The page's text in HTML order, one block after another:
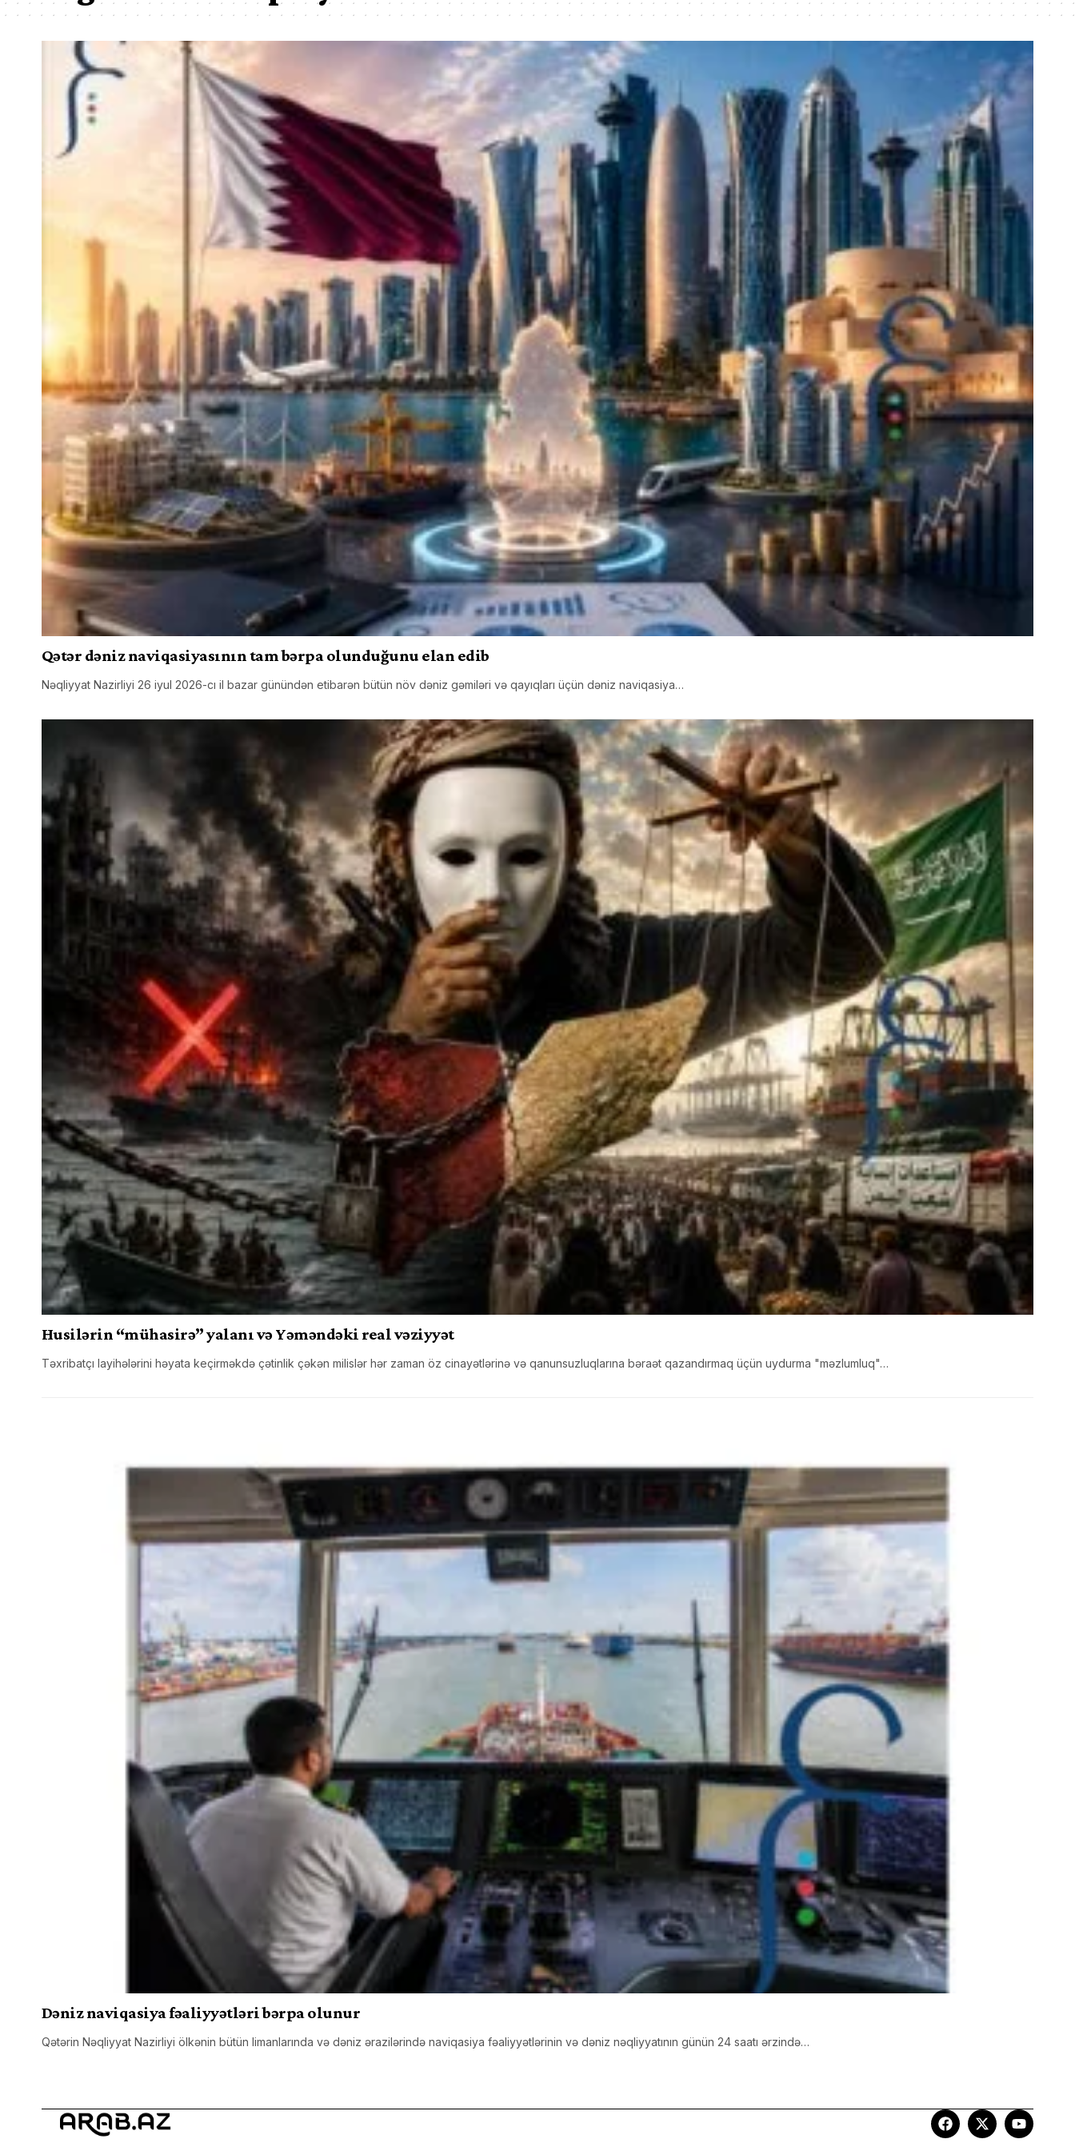
Qətər dəniz naviqasiyasının tam bərpa olunduğunu elan edib
Nəqliyyat Nazirliyi 26 iyul 2026-cı il bazar günündən etibarən bütün növ dəniz gəmiləri və qayıqları üçün dəniz naviqasiya…
Husilərin “mühasirə” yalanı və Yəməndəki real vəziyyət
Təxribatçı layihələrini həyata keçirməkdə çətinlik çəkən milislər hər zaman öz cinayətlərinə və qanunsuzluqlarına bəraət qazandırmaq üçün uydurma "məzlumluq"…
Dəniz naviqasiya fəaliyyətləri bərpa olunur
Qətərin Nəqliyyat Nazirliyi ölkənin bütün limanlarında və dəniz ərazilərində naviqasiya fəaliyyətlərinin və dəniz nəqliyyatının günün 24 saatı ərzində…